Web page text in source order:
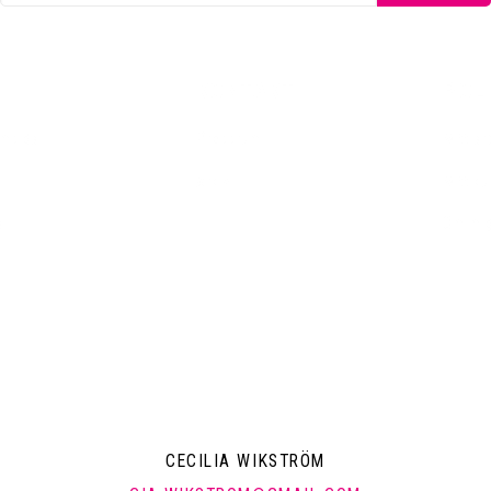
CECILIA WIKSTRÖM